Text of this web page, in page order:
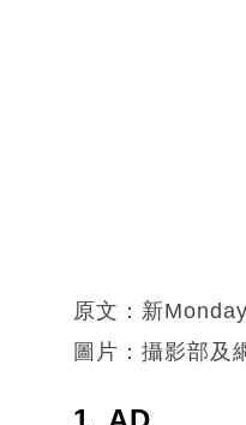
原文：新Monday
圖片：攝影部及